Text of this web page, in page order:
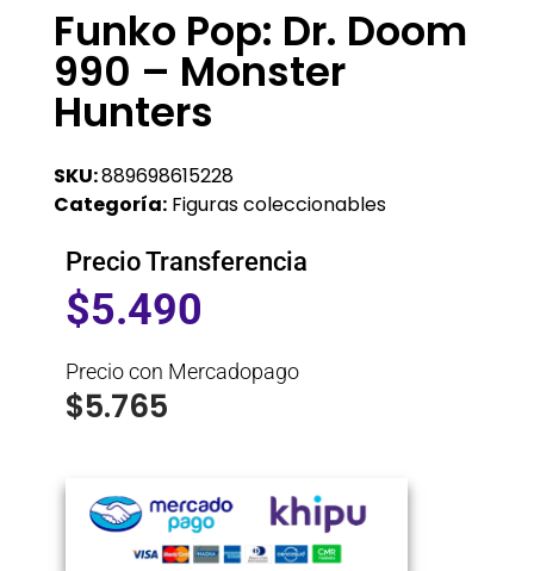
Funko Pop: Dr. Doom
990 – Monster
Hunters
SKU:889698615228
Categoría: Figuras coleccionables
Precio Transferencia
$5.490
Precio con Mercadopago
$5.765